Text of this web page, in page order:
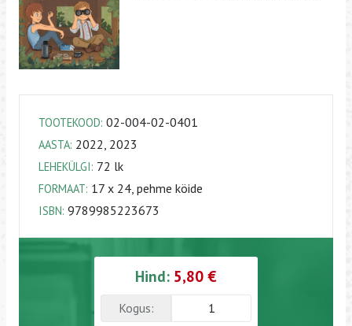
TOOTEKOOD: 02-004-02-0401
AASTA: 2022, 2023
LEHEKÜLGI: 72 lk
FORMAAT: 17 x 24, pehme köide
ISBN: 9789985223673
Hind: 5,80 €
Kogus: